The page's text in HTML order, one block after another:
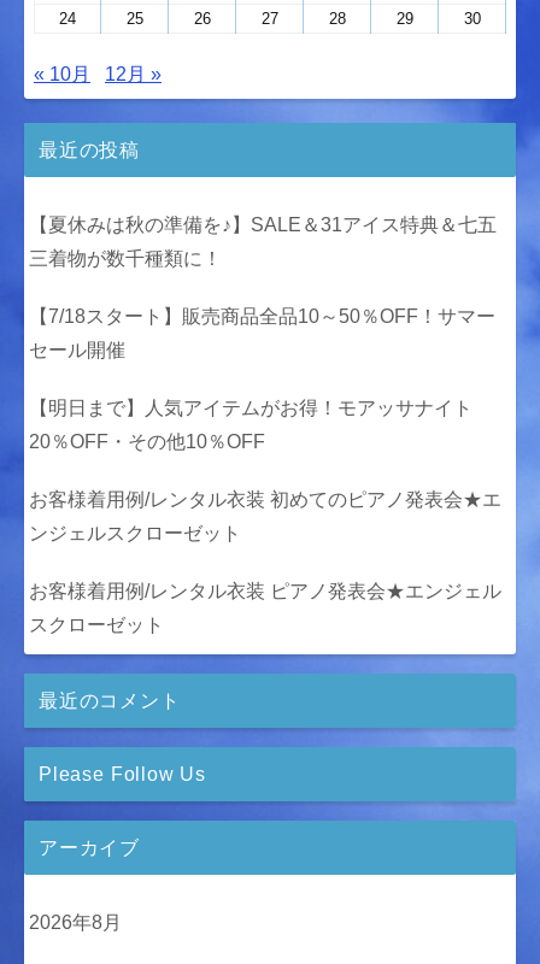
24
25 26 27 28 29 30
« 10月 12月 »
最近の投稿
【夏休みは秋の準備を♪】SALE＆31アイス特典＆七五
三着物が数千種類に！
【7/18スタート】販売商品全品10～50％OFF！サマー
セール開催
【明日まで】人気アイテムがお得！モアッサナイト
20％OFF・その他10％OFF
お客様着用例/レンタル衣装 初めてのピアノ発表会★エ
ンジェルスクローゼット
お客様着用例/レンタル衣装 ピアノ発表会★エンジェル
スクローゼット
最近のコメント
Please Follow Us
アーカイブ
2026年8月